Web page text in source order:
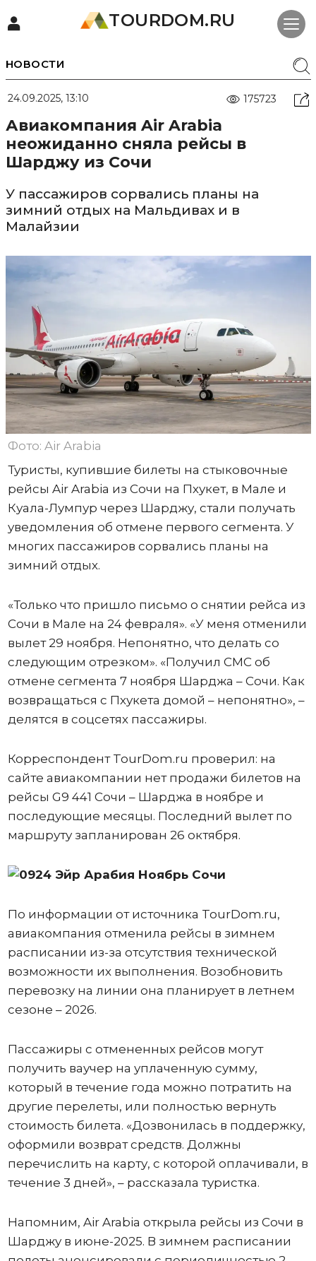
TOURDOM.RU
НОВОСТИ
24.09.2025, 13:10 175723
Авиакомпания Air Arabia
неожиданно сняла рейсы в
Шарджу из Сочи
У пассажиров сорвались планы на
зимний отдых на Мальдивах и в
Малайзии
Фото: Air Arabia
Туристы, купившие билеты на стыковочные
рейсы Air Arabia из Сочи на Пхукет, в Мале и
Куала-Лумпур через Шарджу, стали получать
уведомления об отмене первого сегмента. У
многих пассажиров сорвались планы на
зимний отдых.
«Только что пришло письмо о снятии рейса из
Сочи в Мале на 24 февраля». «У меня отменили
вылет 29 ноября. Непонятно, что делать со
следующим отрезком». «Получил СМС об
отмене сегмента 7 ноября Шарджа – Сочи. Как
возвращаться с Пхукета домой – непонятно», –
делятся в соцсетях пассажиры.
Корреспондент TourDom.ru проверил: на
сайте авиакомпании нет продажи билетов на
рейсы G9 441 Сочи – Шарджа в ноябре и
последующие месяцы. Последний вылет по
маршруту запланирован 26 октября.
По информации от источника TourDom.ru,
авиакомпания отменила рейсы в зимнем
расписании из-за отсутствия технической
возможности их выполнения. Возобновить
перевозку на линии она планирует в летнем
сезоне – 2026.
Пассажиры с отмененных рейсов могут
получить ваучер на уплаченную сумму,
который в течение года можно потратить на
другие перелеты, или полностью вернуть
стоимость билета. «Дозвонилась в поддержку,
оформили возврат средств. Должны
перечислить на карту, с которой оплачивали, в
течение 3 дней», – рассказала туристка.
Напомним, Air Arabia открыла рейсы из Сочи в
Шарджу в июне-2025. В зимнем расписании